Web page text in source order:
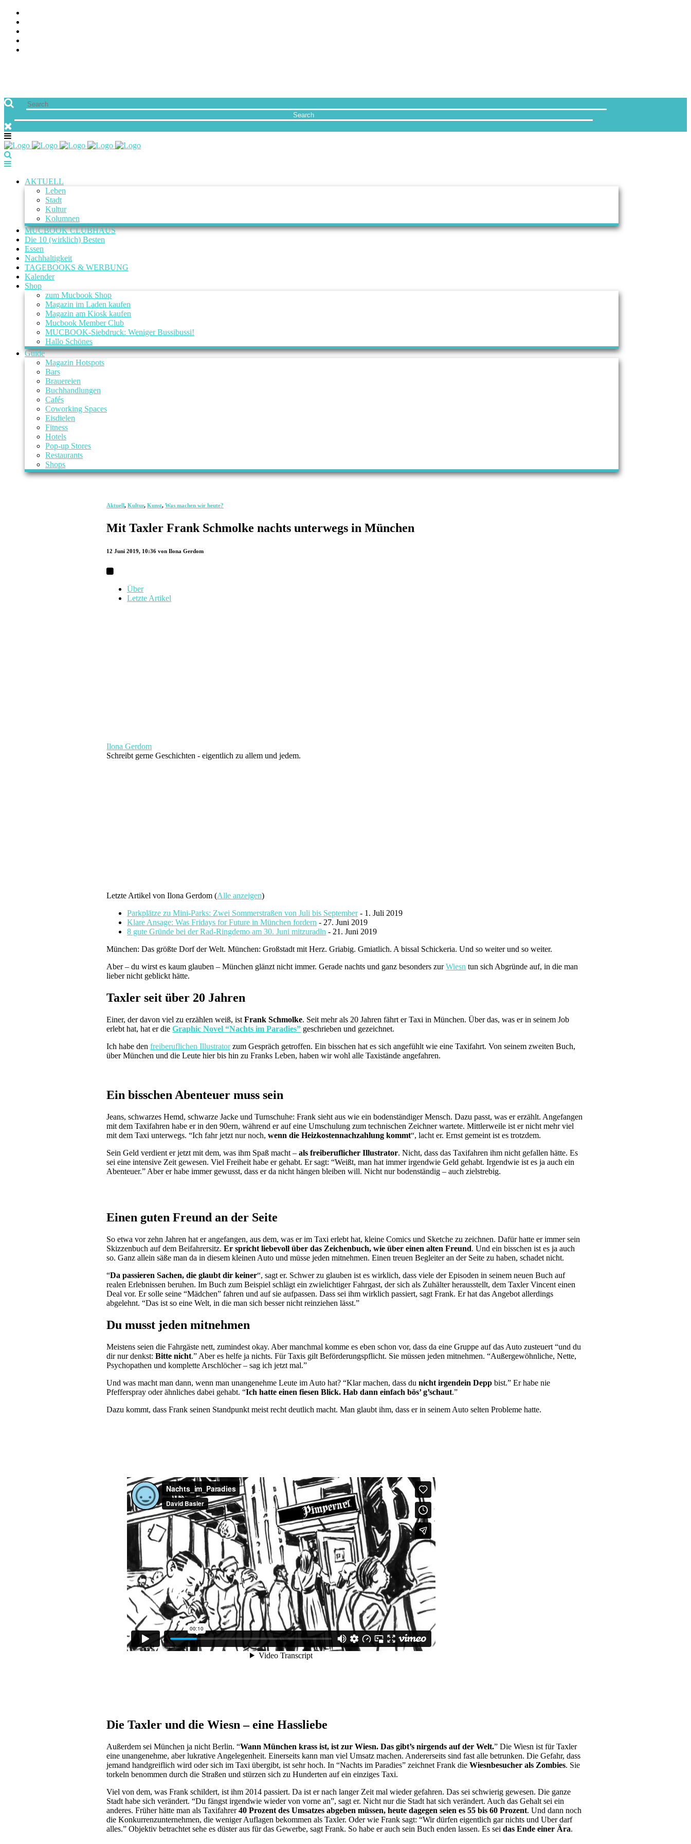
AKTUELL
Leben
Stadt
Kultur
Kolumnen
MUCBOOK CLUBHAUS
Die 10 (wirklich) Besten
Essen
Nachhaltigkeit
TAGEBOOKS & WERBUNG
Kalender
Shop
zum Mucbook Shop
Magazin im Laden kaufen
Magazin am Kiosk kaufen
Mucbook Member Club
MUCBOOK-Siebdruck: Weniger Bussibussi!
Hallo Schönes
Guide
Magazin Hotspots
Bars
Brauereien
Buchhandlungen
Cafés
Coworking Spaces
Eisdielen
Fitness
Hotels
Pop-up Stores
Restaurants
Shops
Aktuell,Kultur,Kunst,Was machen wir heute?
Mit Taxler Frank Schmolke nachts unterwegs in München
12 Juni 2019, 10:36 von Ilona Gerdom
Über
Letzte Artikel
Ilona Gerdom
Schreibt gerne Geschichten - eigentlich zu allem und jedem.
Letzte Artikel von Ilona Gerdom(Alle anzeigen)
Parkplätze zu Mini-Parks: Zwei Sommerstraßen von Juli bis September- 1. Juli 2019
Klare Ansage: Was Fridays for Future in München fordern - 27. Juni 2019
8 gute Gründe bei der Rad-Ringdemo am 30. Juni mitzuradln - 21. Juni 2019
München: Das größte Dorf der Welt. München: Großstadt mit Herz. Griabig. Gmiatlich. A bissal Schickeria. Und so weiter und so weiter.
Aber – du wirst es kaum glauben – München glänzt nicht immer. Gerade nachts und ganz besonders zurWiesn tun sich Abgründe auf, in die man
lieber nicht geblickt hätte.
Taxler seit über 20 Jahren
Einer, der davon viel zu erzählen weiß, istFrank Schmolke. Seit mehr als 20 Jahren fährt er Taxi in München. Über das, was er in seinem Job
erlebt hat, hat er dieGraphic Novel “Nachts im Paradies” geschrieben und gezeichnet.
Ich habe denfreiberuflichen Illustratorzum Gespräch getroffen. Ein bisschen hat es sich angefühlt wie eine Taxifahrt. Von seinem zweiten Buch,
über München und die Leute hier bis hin zu Franks Leben, haben wir wohl alle Taxistände angefahren.
Ein bisschen Abenteuer muss sein
Jeans, schwarzes Hemd, schwarze Jacke und Turnschuhe: Frank sieht aus wie ein bodenständiger Mensch. Dazu passt, was er erzählt. Angefangen
mit dem Taxifahren habe er in den 90ern, während er auf eine Umschulung zum technischen Zeichner wartete. Mittlerweile ist er nicht mehr viel
mit dem Taxi unterwegs. “Ich fahr jetzt nur noch,wenn die Heizkostennachzahlung kommt“, lacht er. Ernst gemeint ist es trotzdem.
Sein Geld verdient er jetzt mit dem, was ihm Spaß macht –als freiberuflicher Illustrator. Nicht, dass das Taxifahren ihm nicht gefallen hätte. Es
sei eine intensive Zeit gewesen. Viel Freiheit habe er gehabt. Er sagt: “Weißt, man hat immer irgendwie Geld gehabt. Irgendwie ist es ja auch ein
Abenteuer.” Aber er habe immer gewusst, dass er da nicht hängen bleiben will. Nicht nur bodenständig – auch zielstrebig.
Einen guten Freund an der Seite
So etwa vor zehn Jahren hat er angefangen, aus dem, was er im Taxi erlebt hat, kleine Comics und Sketche zu zeichnen. Dafür hatte er immer sein
Skizzenbuch auf dem Beifahrersitz.Er spricht liebevoll über das Zeichenbuch, wie über einen alten Freund. Und ein bisschen ist es ja auch
so. Ganz allein säße man da in diesem kleinen Auto und müsse jeden mitnehmen. Einen treuen Begleiter an der Seite zu haben, schadet nicht.
“Da passieren Sachen, die glaubt dir keiner“, sagt er. Schwer zu glauben ist es wirklich, dass viele der Episoden in seinem neuen Buch auf
realen Erlebnissen beruhen. Im Buch zum Beispiel schlägt ein zwielichtiger Fahrgast, der sich als Zuhälter herausstellt, dem Taxler Vincent einen
Deal vor. Er solle seine “Mädchen” fahren und auf sie aufpassen. Dass sei ihm wirklich passiert, sagt Frank. Er hat das Angebot allerdings
abgelehnt. “Das ist so eine Welt, in die man sich besser nicht reinziehen lässt.”
Du musst jeden mitnehmen
Meistens seien die Fahrgäste nett, zumindest okay. Aber manchmal komme es eben schon vor, dass da eine Gruppe auf das Auto zusteuert “und du
dir nur denkst:Bitte nicht.” Aber es helfe ja nichts. Für Taxis gilt Beförderungspflicht. Sie müssen jeden mitnehmen. “Außergewöhnliche, Nette,
Psychopathen und komplette Arschlöcher – sag ich jetzt mal.”
Und was macht man dann, wenn man unangenehme Leute im Auto hat? “Klar machen, dass dunicht irgendein Depp bist.” Er habe nie
Pfefferspray oder ähnliches dabei gehabt. “Ich hatte einen fiesen Blick. Hab dann einfach bös’ g’schaut.”
Dazu kommt, dass Frank seinen Standpunkt meist recht deutlich macht. Man glaubt ihm, dass er in seinem Auto selten Probleme hatte.
Die Taxler und die Wiesn – eine Hassliebe
Außerdem sei München ja nicht Berlin. “Wann München krass ist, ist zur Wiesn. Das gibt’s nirgends auf der Welt.” Die Wiesn ist für Taxler
eine unangenehme, aber lukrative Angelegenheit. Einerseits kann man viel Umsatz machen. Andererseits sind fast alle betrunken. Die Gefahr, dass
jemand handgreiflich wird oder sich im Taxi übergibt, ist sehr hoch. In “Nachts im Paradies” zeichnet Frank die Wiesnbesucher als Zombies. Sie
torkeln benommen durch die Straßen und stürzen sich zu Hunderten auf ein einziges Taxi.
Viel von dem, was Frank schildert, ist ihm 2014 passiert. Da ist er nach langer Zeit mal wieder gefahren. Das sei schwierig gewesen. Die ganze
Stadt habe sich verändert. “Du fängst irgendwie wieder von vorne an”, sagt er. Nicht nur die Stadt hat sich verändert. Auch das Gehalt sei ein
anderes. Früher hätte man als Taxifahrer40 Prozent des Umsatzes abgeben müssen, heute dagegen seien es 55 bis 60 Prozent. Und dann noch
die Konkurrenzunternehmen, die weniger Auflagen bekommen als Taxler. Oder wie Frank sagt: “Wir dürfen eigentlich gar nichts und Uber darf
alles.” Objektiv betrachtet sehe es düster aus für das Gewerbe, sagt Frank. So habe er auch sein Buch enden lassen. Es seidas Ende einer Ära.